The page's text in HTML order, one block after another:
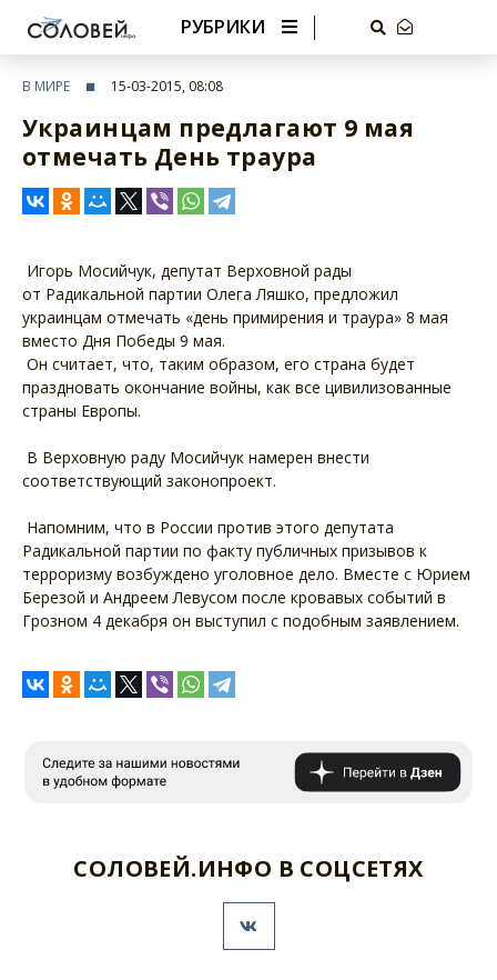
РУБРИКИ
В МИРЕ 15-03-2015, 08:08
Украинцам предлагают 9 мая
отмечать День траура
Игорь Мосийчук, депутат Верховной рады
от Радикальной партии Олега Ляшко, предложил
украинцам отмечать «день примирения и траура» 8 мая
вместо Дня Победы 9 мая.
Он считает, что, таким образом, его страна будет
праздновать окончание войны, как все цивилизованные
страны Европы.
В Верховную раду Мосийчук намерен внести
соответствующий законопроект.
Напомним, что в России против этого депутата
Радикальной партии по факту публичных призывов к
терроризму возбуждено уголовное дело. Вместе с Юрием
Березой и Андреем Левусом после кровавых событий в
Грозном 4 декабря он выступил с подобным заявлением.
СОЛОВЕЙ.ИНФО В СОЦСЕТЯХ